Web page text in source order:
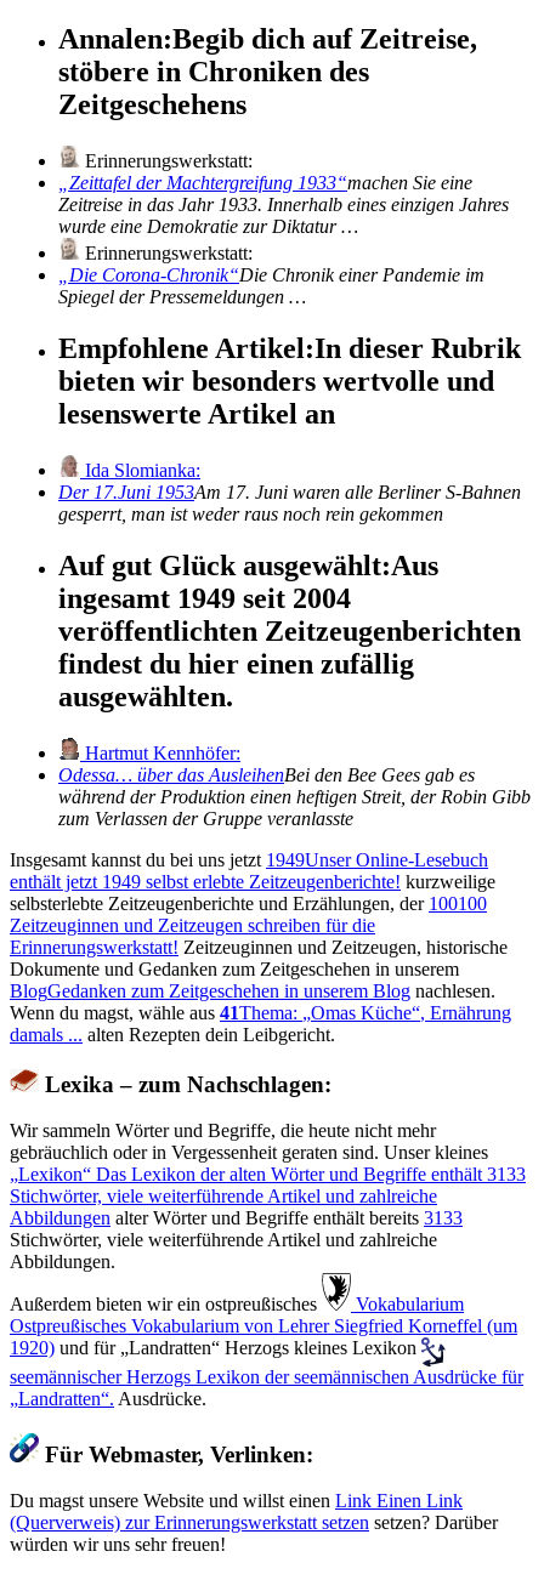
Annalen:Begib dich auf Zeitreise,
stöbere in Chroniken des
Zeitgeschehens
Erinnerungswerkstatt:
Zeittafel der Machtergreifung 1933 machen Sie eine
Zeitreise in das Jahr 1933. Innerhalb eines einzigen Jahres
wurde eine Demokratie zur Diktatur …
Erinnerungswerkstatt:
Die Corona-Chronik Die Chronik einer Pandemie im
Spiegel der Pressemeldungen …
Empfohlene Artikel:In dieser Rubrik
bieten wir besonders wertvolle und
lesenswerte Artikel an
Ida Slomianka:
Der 17.Juni 1953Am 17. Juni waren alle Berliner S-Bahnen
gesperrt, man ist weder raus noch rein gekommen
Auf gut Glück ausgewählt:Aus
ingesamt 1949 seit 2004
veröffentlichten Zeitzeugenberichten
findest du hier einen zufällig
ausgewählten.
Hartmut Kennhöfer:
Odessa… über das AusleihenBei den Bee Gees gab es
während der Produktion einen heftigen Streit, der Robin Gibb
zum Verlassen der Gruppe veranlasste
Insgesamt kannst du bei uns jetzt 1949Unser Online-Lesebuch
enthält jetzt 1949 selbst erlebte Zeitzeugenberichte! kurzweilige
selbsterlebte Zeitzeugenberichte und Erzählungen, der 100100
Zeitzeuginnen und Zeitzeugen schreiben für die
Erinnerungswerkstatt! Zeitzeuginnen und Zeitzeugen, historische
Dokumente und Gedanken zum Zeitgeschehen in unserem
BlogGedanken zum Zeitgeschehen in unserem Blog nachlesen.
Wenn du magst, wähle aus 41Thema: Omas Küche , Ernährung
damals ... alten Rezepten dein Leibgericht.
Lexika – zum Nachschlagen:
Wir sammeln Wörter und Begriffe, die heute nicht mehr
gebräuchlich oder in Vergessenheit geraten sind. Unser kleines
Lexikon
Das Lexikon der alten Wörter und Begriffe enthält 3133
Stichwörter, viele weiterführende Artikel und zahlreiche
Abbildungen alter Wörter und Begriffe enthält bereits 3133
Stichwörter, viele weiterführende Artikel und zahlreiche
Abbildungen.
Außerdem bieten wir ein ostpreußisches
️ Vokabularium
Ostpreußisches Vokabularium von Lehrer Siegfried Korneffel (um
1920) und für Landratten Herzogs kleines Lexikon
seemännischerHerzogs Lexikon der seemännischen Ausdrücke für
Landratten . Ausdrücke.
Für Webmaster, Verlinken:
Du magst unsere Website und willst einen Link Einen Link
(Querverweis) zur Erinnerungswerkstatt setzen setzen? Darüber
würden wir uns sehr freuen!